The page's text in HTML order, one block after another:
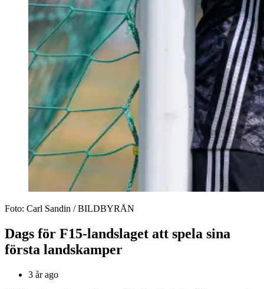
Foto: Carl Sandin / BILDBYRÅN
Dags för F15-landslaget att spela sina
första landskamper
3 år ago